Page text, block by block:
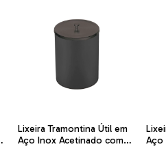
Lixeira Tramontina Útil em
Aço Inox Acetinado com
Aço